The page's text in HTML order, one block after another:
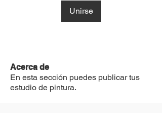
Unirse
Acerca de
En esta sección puedes publicar tus
estudio de pintura.